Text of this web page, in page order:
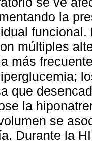
la
múltiples
más
que
la
se
Durante la